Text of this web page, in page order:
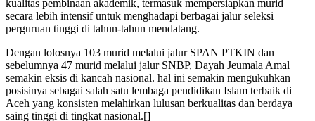
kualitas pembinaan akademik, termasuk mempersiapkan murid
secara lebih intensif untuk menghadapi berbagai jalur seleksi
perguruan tinggi di tahun-tahun mendatang.
Dengan lolosnya 103 murid melalui jalur SPAN PTKIN dan
sebelumnya 47 murid melalui jalur SNBP, Dayah Jeumala Amal
semakin eksis di kancah nasional. hal ini semakin mengukuhkan
posisinya sebagai salah satu lembaga pendidikan Islam terbaik di
Aceh yang konsisten melahirkan lulusan berkualitas dan berdaya
saing tinggi di tingkat nasional.[]